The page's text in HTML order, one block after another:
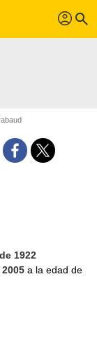
profil search
1922
2005a la edad de